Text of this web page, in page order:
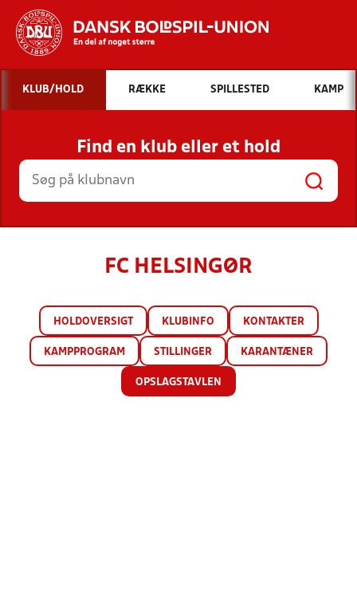
Hvad vil du søge efter?
INDHOLD OG NYHEDER
STILLINGER, RESULTATER, KLUBBER OG
HOLD
KLUB/HOLD RÆKKE SPILLESTED KAMP
Find en klub eller et hold
FC HELSINGØR
HOLDOVERSIGT KLUBINFO KONTAKTER
KAMPPROGRAM STILLINGER KARANTÆNER
OPSLAGSTAVLEN